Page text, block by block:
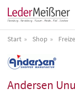
Start Shop
Andersen